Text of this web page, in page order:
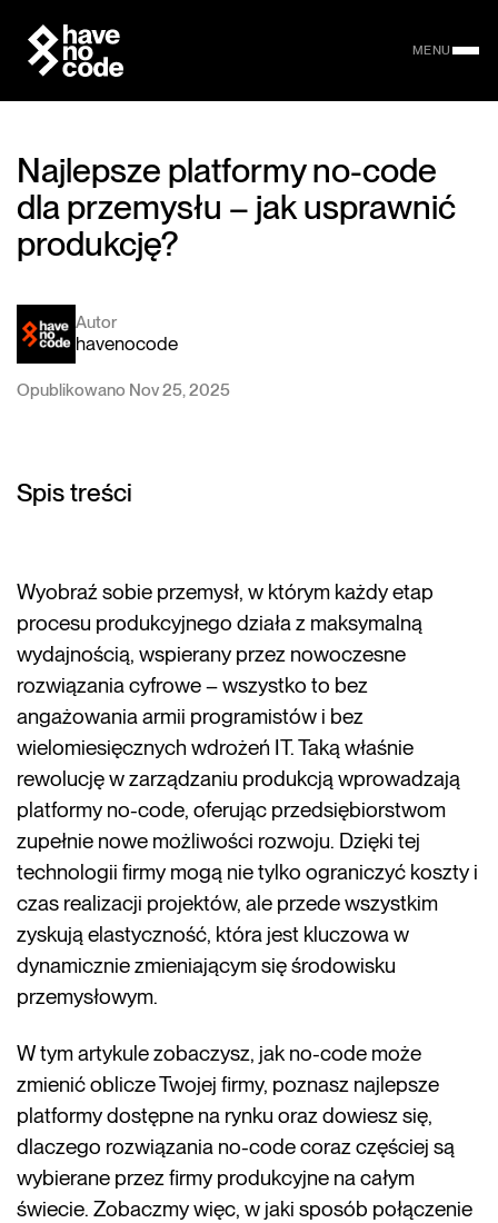
MENU
Najlepsze platformy no-code
dla przemysłu – jak usprawnić
produkcję?
Autor
havenocode
Opublikowano Nov 25, 2025
Spis treści
Wyobraź sobie przemysł, w którym każdy etap
procesu produkcyjnego działa z maksymalną
wydajnością, wspierany przez nowoczesne
rozwiązania cyfrowe – wszystko to bez
angażowania armii programistów i bez
wielomiesięcznych wdrożeń IT. Taką właśnie
rewolucję w zarządzaniu produkcją wprowadzają
platformy no-code, oferując przedsiębiorstwom
zupełnie nowe możliwości rozwoju. Dzięki tej
technologii firmy mogą nie tylko ograniczyć koszty i
czas realizacji projektów, ale przede wszystkim
zyskują elastyczność, która jest kluczowa w
dynamicznie zmieniającym się środowisku
przemysłowym.
W tym artykule zobaczysz, jak no-code może
zmienić oblicze Twojej firmy, poznasz najlepsze
platformy dostępne na rynku oraz dowiesz się,
dlaczego rozwiązania no-code coraz częściej są
wybierane przez firmy produkcyjne na całym
świecie. Zobaczmy więc, w jaki sposób połączenie